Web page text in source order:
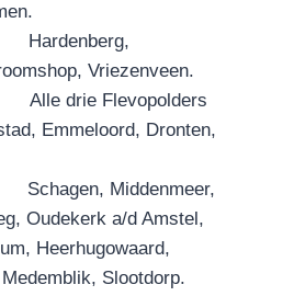
: Hardenberg,
Vriezenveen.
: Alle drie Flevopolders
Emmeloord, Dronten,
: Schagen, Middenmeer,
Oudekerk a/d Amstel,
Heerhugowaard,
Slootdorp.